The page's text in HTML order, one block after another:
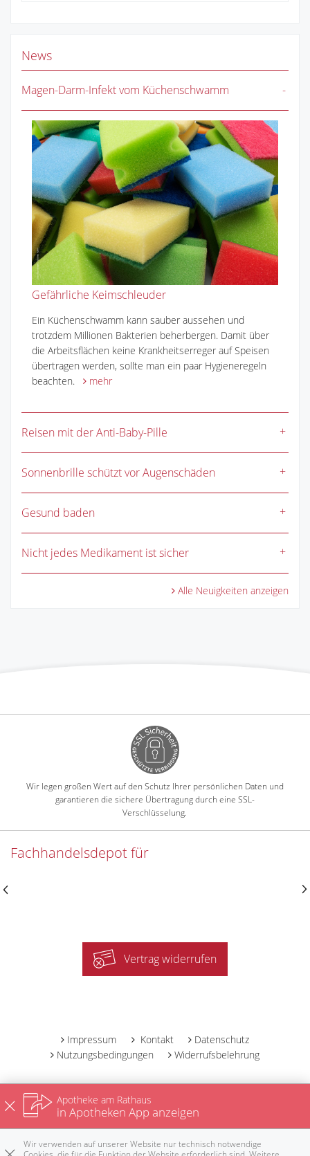
News
Magen-Darm-Infekt vom Küchenschwamm
Gefährliche Keimschleuder
Ein Küchenschwamm kann sauber aussehen und
trotzdem Millionen Bakterien beherbergen. Damit über
die Arbeitsflächen keine Krankheitserreger auf Speisen
übertragen werden, sollte man ein paar Hygieneregeln
beachten.
mehr
Reisen mit der Anti-Baby-Pille
Sonnenbrille schützt vor Augenschäden
Gesund baden
Nicht jedes Medikament ist sicher
Alle Neuigkeiten anzeigen
Wir legen großen Wert auf den Schutz Ihrer persönlichen Daten und
garantieren die sichere Übertragung durch eine SSL-
Verschlüsselung.
Fachhandelsdepot für
Vertrag widerrufen
Impressum Kontakt
Datenschutz
Nutzungsbedingungen
Widerrufsbelehrung
Apotheke am Rathaus
in Apotheken App anzeigen
Wir verwenden auf unserer Website nur technisch notwendige